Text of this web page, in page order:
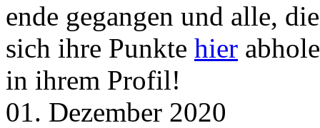
ende gegangen und alle,
sich ihre Punkte hier
in ihrem Profil!
01. Dezember 2020